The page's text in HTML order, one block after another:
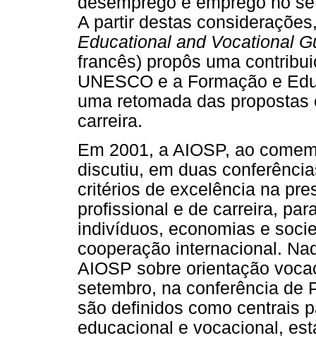
A partir destas
Educational and Vocational
francês) propôs uma
UNESCO e a Formação e
uma retomada das
carreira.
Em 2001, a AIOSP, ao
discutiu, em duas
critérios de excelência na
profissional e de carreira,
indivíduos, economias e
cooperação internacional.
AIOSP sobre orientação
setembro, na conferência de
são definidos como centrais
educacional e vocacional,